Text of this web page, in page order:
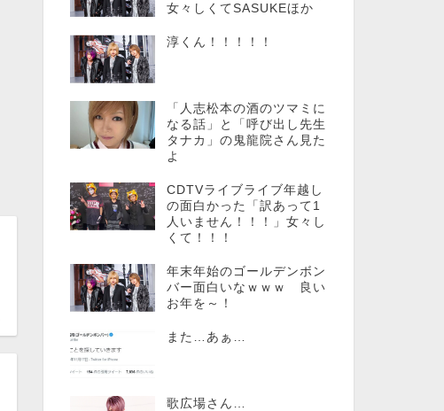
女々しくてSASUKEほか
淳くん！！！！！
「人志松本の酒のツマミに
なる話」と「呼び出し先生
タナカ」の鬼龍院さん見た
よ
CDTVライブライブ年越し
の面白かった「訳あって1
人いません！！！」女々し
くて！！！
年末年始のゴールデンボン
バー面白いなｗｗｗ 良い
お年を～！
また…あぁ…
歌広場さん…